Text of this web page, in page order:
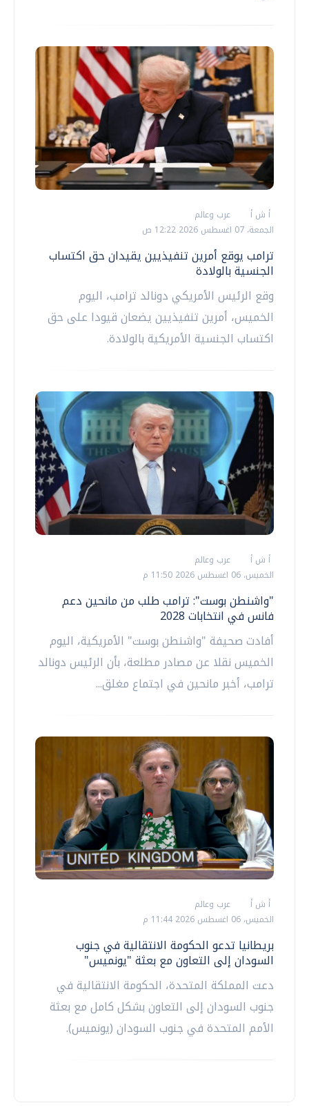
أ ش أ
عرب وعالم
الجمعة، 07 اغسطس 2026 12:22 ص
ترامب يوقع أمرين تنفيذيين يقيدان حق اكتساب
الجنسية بالولادة
وقع الرئيس الأمريكي دونالد ترامب، اليوم
الخميس، أمرين تنفيذيين يضعان قيودا على حق
اكتساب الجنسية الأمريكية بالولادة.
أ ش أ
عرب وعالم
الخميس، 06 اغسطس 2026 11:50 م
"واشنطن بوست": ترامب طلب من مانحين دعم
فانس في انتخابات 2028
أفادت صحيفة "واشنطن بوست" الأمريكية، اليوم
الخميس نقلا عن مصادر مطلعة، بأن الرئيس دونالد
ترامب، أخبر مانحين في اجتماع مغلق...
أ ش أ
عرب وعالم
الخميس، 06 اغسطس 2026 11:44 م
بريطانيا تدعو الحكومة الانتقالية في جنوب
السودان إلى التعاون مع بعثة "يونميس"
دعت المملكة المتحدة، الحكومة الانتقالية في
جنوب السودان إلى التعاون بشكل كامل مع بعثة
الأمم المتحدة في جنوب السودان (يونميس).